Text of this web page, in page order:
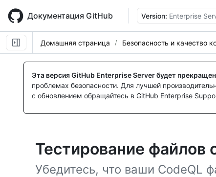
main
content
Документация GitHub Version: Enterprise
Домашняя страница Безопасность и качество
Эта версия GitHub Enterprise Server будет
проблемах безопасности. Для лучшей
с обновлением обращайтесь в GitHub Enterprise
Тестирование файлов
Убедитесь, что ваши CodeQL